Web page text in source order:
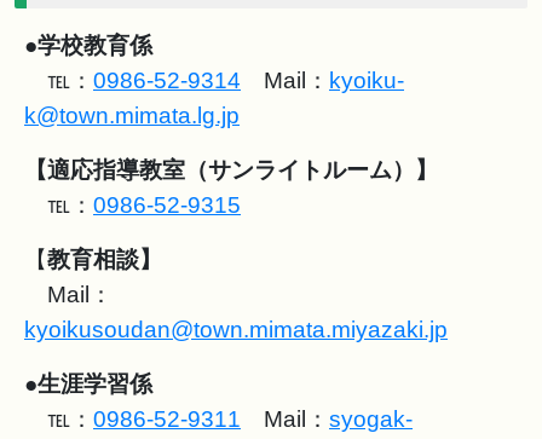
●学校教育係
℡： 0986-52-9314 Mail： kyoiku-
k@town.mimata.lg.jp
【適応指導教室（サンライトルーム）】
℡： 0986-52-9315
【教育相談】
Mail：
kyoikusoudan@town.mimata.miyazaki.jp
●生涯学習係
℡： 0986-52-9311 Mail： syogak-